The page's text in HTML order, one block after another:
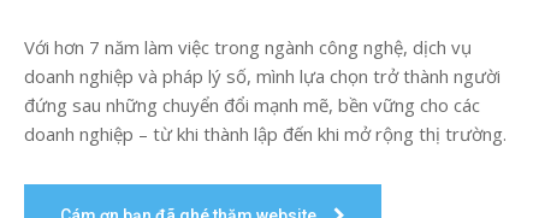
Với hơn 7 năm làm việc trong ngành công nghệ, dịch vụ
doanh nghiệp và pháp lý số, mình lựa chọn trở thành người
đứng sau những chuyển đổi mạnh mẽ, bền vững cho các
doanh nghiệp – từ khi thành lập đến khi mở rộng thị trường.